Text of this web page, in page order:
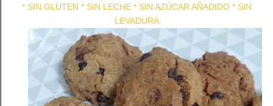
* SIN GLUTEN * SIN LECHE * SIN AZÚCAR AÑADIDO * SIN
LEVADURA